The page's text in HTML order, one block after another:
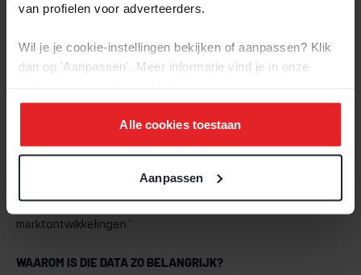
van profielen voor adverteerders.
Wil je je cookie-instellingen bekijken of aanpassen? Klik
dan op 'Aanpassen'. Meer informatie vind je in onze
Alle cookies toestaan
Aanpassen
klanten veel te bieden.”
OP WELKE MANIER?
nieuwe medewerkers.”
Ralph: “En we halen onze data ervandaan. Wat zijn de kansen
marktontwikkelingen.”
WAAROM IS DIE DATA ZO BELANGRIJK?